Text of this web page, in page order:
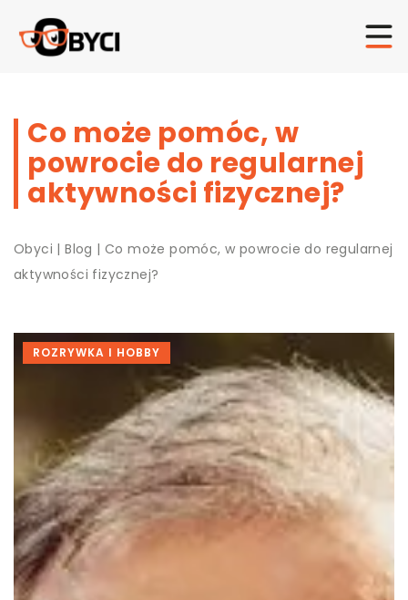
Co może pomóc, w
powrocie do regularnej
aktywności fizycznej?
Obyci |Blog |Co może pomóc, w powrocie do regularnej
aktywności fizycznej?
ROZRYWKA I HOBBY